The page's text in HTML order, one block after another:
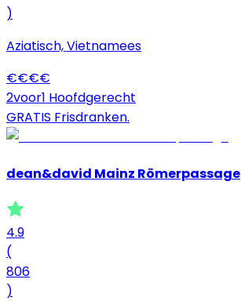
)
Aziatisch, Vietnamees
€€€€
2voor1 Hoofdgerecht
GRATIS Frisdranken.
dean&david Mainz Römerpassage
4.9
(
806
)